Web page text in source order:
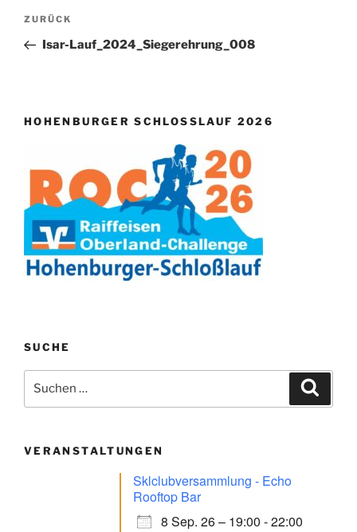
Beitragsnavigation
Vorheriger
Beitrag
ZURÜCK
Isar-Lauf_2024_Siegerehrung_008
HOHENBURGER SCHLOSSLAUF 2026
SUCHE
nach:
VERANSTALTUNGEN
Sklclubversammlung - Echo
Rooftop Bar
8 Sep. 26 – 19:00 - 22:00